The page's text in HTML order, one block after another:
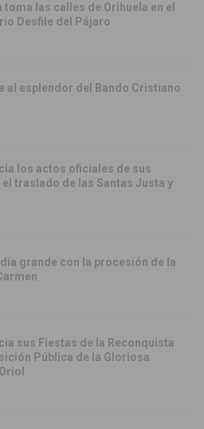
toma las calles de Orihuela en el
Desfile del Pájaro
al esplendor del Bando Cristiano
los actos oficiales de sus
el traslado de las Santas Justa y
grande con la procesión de la
sus Fiestas de la Reconquista
Pública de la Gloriosa